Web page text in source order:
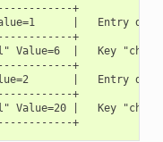
+
|   Entry
+
Value=6  |   Key
+
|   Entry
+
Value=20 |   Key
+-------------------------------------------+